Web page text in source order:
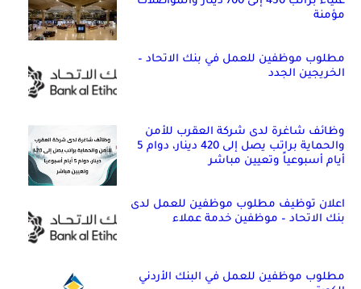
مؤمنة
مطلوب موظفين للعمل في بنك الاتحاد –
الخريجين الجدد
وظائف شاغرة لدى شركة العقرب للأمن
والحماية براتب يصل إلى 420 دينار، دوام 5
أيام أسبوعياً وتعيين مباشر
اعلان توظيف مطلوب موظفين للعمل لدى
بنك الاتحاد – موظفين خدمة عملاء
مطلوب موظفين للعمل في البنك الأردني